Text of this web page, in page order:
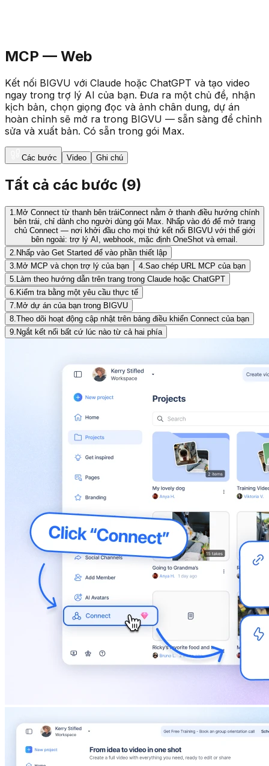
MCP — Web
Kết nối BIGVU với Claude hoặc ChatGPT và tạo video
ngay trong trợ lý AI của bạn. Đưa ra một chủ đề, nhận
kịch bản, chọn giọng đọc và ảnh chân dung, dự án
hoàn chỉnh sẽ mở ra trong BIGVU — sẵn sàng để chỉnh
sửa và xuất bản. Có sẵn trong gói Max.
Các bước Video Ghi chú
Tất cả các bước (9)
1. Mở Connect từ thanh bên tráiConnect nằm ở thanh điều hướng chính
bên trái, chỉ dành cho người dùng gói Max. Nhấp vào đó để mở trang
chủ Connect — nơi khởi đầu cho mọi thứ kết nối BIGVU với thế giới
bên ngoài: trợ lý AI, webhook, mặc định OneShot và email.
2. Nhấp vào Get Started để vào phần thiết lập
3. Mở MCP và chọn trợ lý của bạn 4. Sao chép URL MCP của bạn
5. Làm theo hướng dẫn trên trang trong Claude hoặc ChatGPT
6. Kiểm tra bằng một yêu cầu thực tế
7. Mở dự án của bạn trong BIGVU
8. Theo dõi hoạt động cập nhật trên bảng điều khiển Connect của bạn
9. Ngắt kết nối bất cứ lúc nào từ cả hai phía